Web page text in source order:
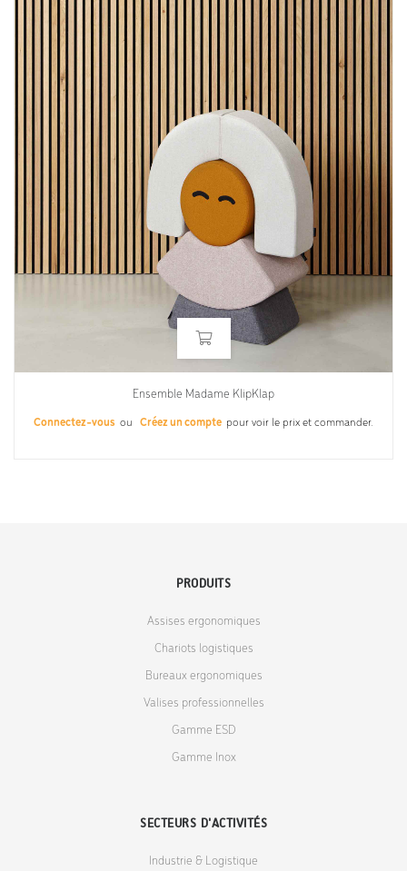
Ensemble Madame KlipKlap
Connectez-vous ou Créez un compte pour voir le prix et commander.
PRODUITS
Assises ergonomiques
Chariots logistiques
Bureaux ergonomiques
Valises professionnelles
Gamme ESD
Gamme Inox
SECTEURS D'ACTIVITÉS
Industrie & Logistique